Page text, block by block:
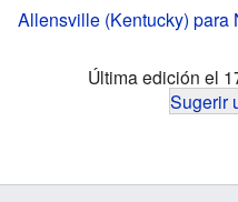
Allensville (Kentucky) para
Última edición el
Sugerir